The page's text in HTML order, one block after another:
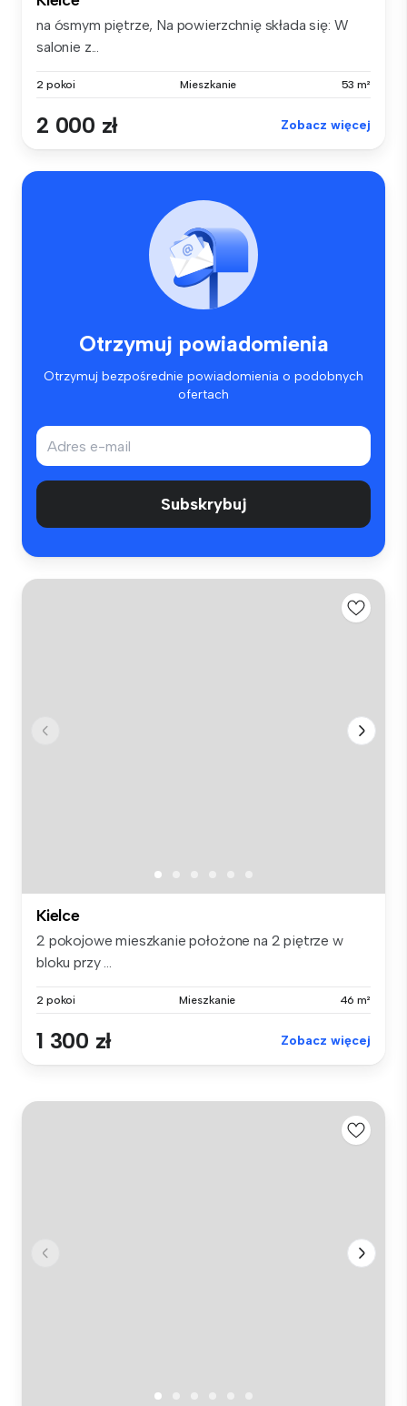
na ósmym piętrze, Na powierzchnię składa się: W
salonie z...
2 pokoi Mieszkanie 53 m²
2 000 zł Zobacz więcej
Otrzymuj powiadomienia
Otrzymuj bezpośrednie powiadomienia o podobnych
ofertach
Subskrybuj
Kielce
2 pokojowe mieszkanie położone na 2 piętrze w
bloku przy ...
2 pokoi Mieszkanie 46 m²
1 300 zł Zobacz więcej